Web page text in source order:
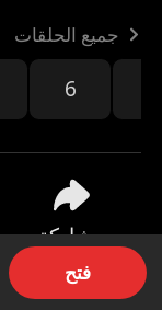
جميع الحلقات
6
مشاركة
فتح